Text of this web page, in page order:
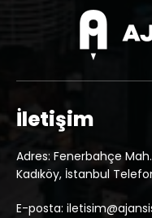
İletişim
Adres: Fenerbahçe Mah.
Kadıköy, İstanbul
E-posta: